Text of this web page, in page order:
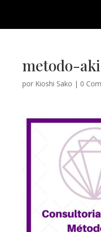
metodo-aki
por Kioshi Sako | 0